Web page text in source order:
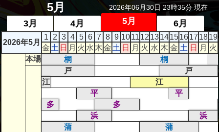
全国
総合
払戻
ギャ
ル等
依存
症対
5月
3月 4月 5月 6月
2026年06月30日 23時35分 現在
2026年5月
1 2 3 4 5 6 7 8 9 1011 12 1314151617 1819
金 土 日 月 火 水 木金 土 日 月 火 水 木 金 土 日 月 火
本場 桐 桐
戸
戸
江
江
平
平
多
多
浜
浜
蒲
蒲